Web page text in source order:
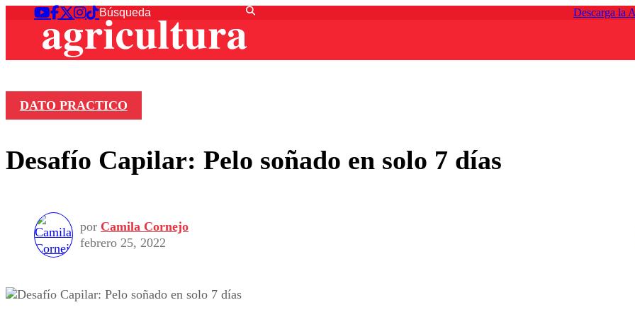
Descarga la
DATO PRACTICO
Desafío Capilar: Pelo soñado en solo 7 días
por Camila Cornejo
febrero 25, 2022